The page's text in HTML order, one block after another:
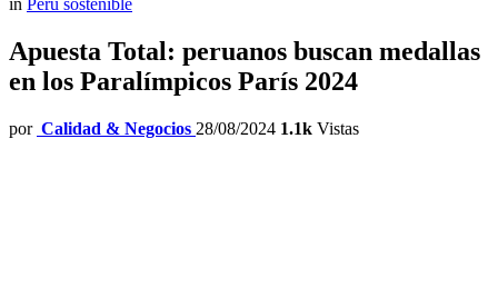
in Perú sostenible
Apuesta Total: peruanos buscan medallas
en los Paralímpicos París 2024
por Calidad & Negocios 28/08/2024 1.1k Vistas